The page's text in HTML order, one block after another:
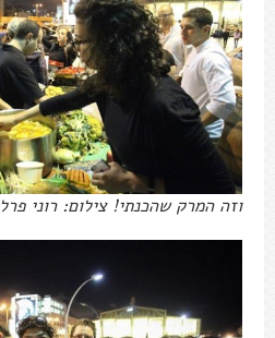
וזה המרק שהכנתי! צילום: רוני פרל